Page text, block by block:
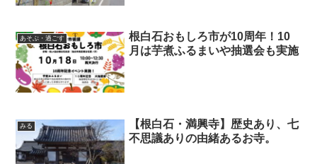
あそぶ・過ごす
根白石おもしろ市が10周年！10
月は芋煮ふるまいや抽選会も実施
みる
【根白石・満興寺】歴史あり、七
不思議ありの由緒あるお寺。